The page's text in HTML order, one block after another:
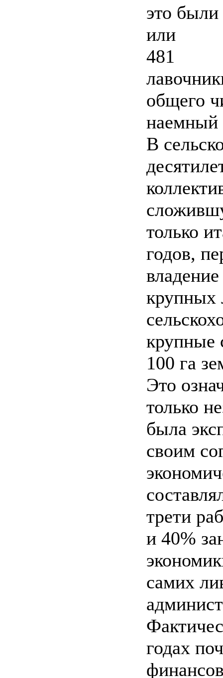
это
или
481
общего
наемный
В
только
годов,
крупных
крупные
100 га
Это
только
была
своим
трети
и 40%
самих
годах